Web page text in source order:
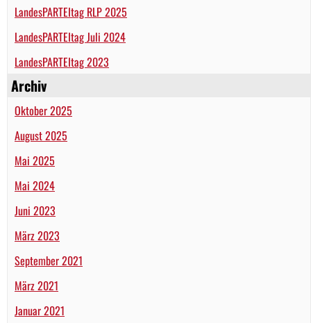
LandesPARTEItag RLP 2025
LandesPARTEItag Juli 2024
LandesPARTEItag 2023
Archiv
Oktober 2025
August 2025
Mai 2025
Mai 2024
Juni 2023
März 2023
September 2021
März 2021
Januar 2021